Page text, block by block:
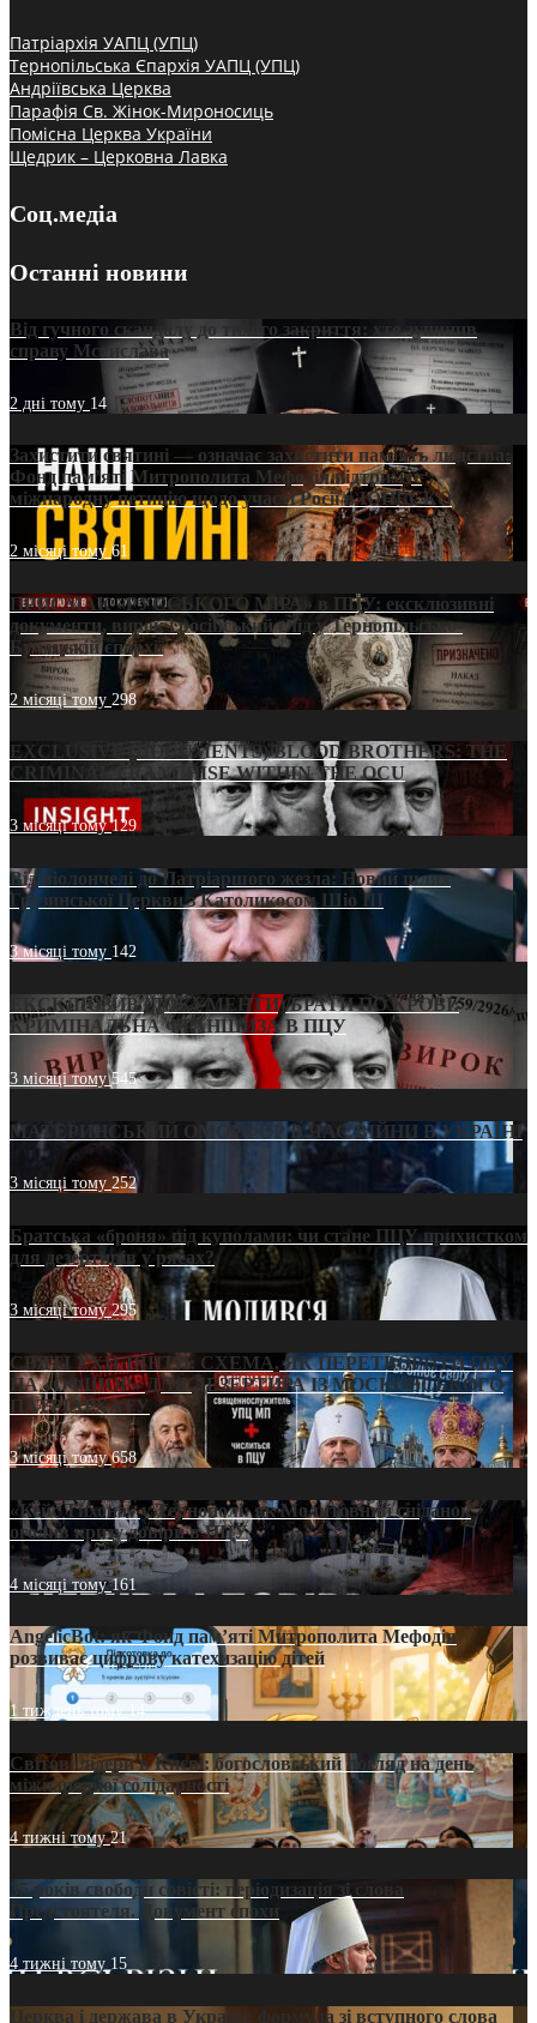
Патріархія УАПЦ (УПЦ)
Тернопільська Єпархія УАПЦ (УПЦ)
Андріївська Церква
Парафія Св. Жінок-Мироносиць
Помісна Церква України
Щедрик – Церковна Лавка
Соц.медіа
Останні новини
Від гучного скандалу до тихого закриття: хто зупинив
справу Мстислава
2 дні тому 14
Захистити святині — означає захистити пам’ять людства:
Фонд пам’яті Митрополита Мефодія підтримує
міжнародну петицію щодо участі Росії в ЮНЕСКО
2 місяці тому61
ПРИСМАК «РУССЬКОГО МІРА» в ПЦУ: ексклюзивні
документи, вирок і російський слід у Тернопільсько-
Бучацькій єпархії
2 місяці тому 298
EXCLUSIVE (DOCUMENTS)/BLOOD BROTHERS: THE
CRIMINAL FRANCHISE WITHIN THE OCU
3 місяці тому129
Від віолончелі до Патріаршого жезла: Новий шлях
Грузинської Церкви з Католикосом Шіо III
3 місяці тому 142
ЕКСКЛЮЗИВ (ДОКУМЕНТИ)/БРАТИ ПО КРОВІ:
КРИМІНАЛЬНА ФРАНШИЗА В ПЦУ
3 місяці тому545
МАТЕРИНСЬКИЙ ОМОРФОР В ЧАС ВІЙНИ В УКРАЇНІ
3 місяці тому252
Братська «броня» під куполами: чи стане ПЦУ прихистком
для дезертирів у рясах?
3 місяці тому295
СВЯТІ УХИЛЯНТИ: СХЕМА, ЯК ПЕРЕТВОРИТИ ПЦУ
НА «ОФШОР» ДЛЯ ДЕЗЕРТИРА ІЗ МОСКОВСЬКОГО
ПАТРІАРХАТУ
3 місяці тому658
«Кейс Тихона» у Тернополі: як Молитовний сніданок
оголив кризу довіри в ПЦУ
4 місяці тому161
AngelicBot: як Фонд пам’яті Митрополита Мефодія
розвиває цифрову катехизацію дітей
1 тиждень тому14
Світові лідери в Києві: богословський погляд на день
міжнародної солідарності
4 тижні тому21
35 років свободи совісті: періодизація зі слова
Предстоятеля. Документ епохи
4 тижні тому 15
Церква і держава в Україні: формула зі вступного слова